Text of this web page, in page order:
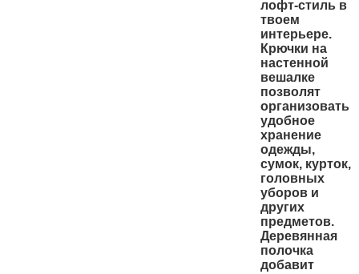
лофт-стиль в
твоем
интерьере.
Крючки на
настенной
вешалке
позволят
организовать
удобное
хранение
одежды,
сумок, курток,
головных
уборов и
других
предметов.
Деревянная
полочка
добавит